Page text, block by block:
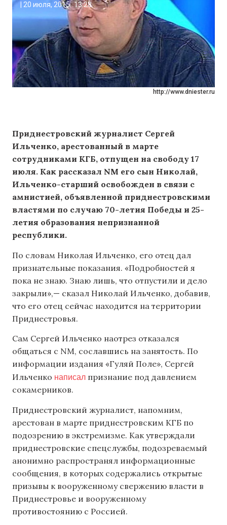
http://www.dniester.ru
20 июля, 2015 13:28
Приднестровский журналист Сергей
Ильченко, арестованный в марте
сотрудниками КГБ, отпущен на свободу 17
июля. Как рассказал NM его сын Николай,
Ильченко-старший освобожден в связи с
амнистией, объявленной приднестровскими
властями по случаю 70-летия Победы и 25-
летия образования непризнанной
республики.
По словам Николая Ильченко, его отец дал
признательные показания. «Подробностей я
пока не знаю. Знаю лишь, что отпустили и дело
закрыли»,— сказал Николай Ильченко, добавив,
что его отец сейчас находится на территории
Приднестровья.
Сам Сергей Ильченко наотрез отказался
общаться с NM, сославшись на занятость. По
информации издания «Гуляй Поле», Сергей
Ильченко написал признание под давлением
сокамерников.
Приднестровский журналист, напомним,
арестован в марте приднестровским КГБ по
подозрению в экстремизме. Как утверждали
приднестровские спецслужбы, подозреваемый
анонимно распространял информационные
сообщения, в которых содержались открытые
призывы к вооруженному свержению власти в
Приднестровье и вооруженному
противостоянию с Россией.